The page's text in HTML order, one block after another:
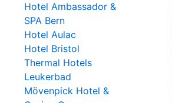
Hotel Ambassador &
SPA Bern
Hotel Aulac
Hotel Bristol
Thermal Hotels
Leukerbad
Mövenpick Hotel &